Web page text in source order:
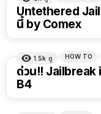
Untethered
นี้ by Comex
1.5k ดู HOW TO
ด่วน!! Jailbreak
B4